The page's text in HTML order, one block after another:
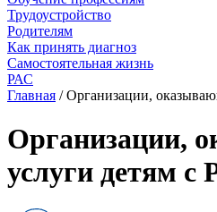
Трудоустройство
Родителям
Как принять диагноз
Самостоятельная жизнь
РАС
Главная /Организации,
Организации,
услуги детям с